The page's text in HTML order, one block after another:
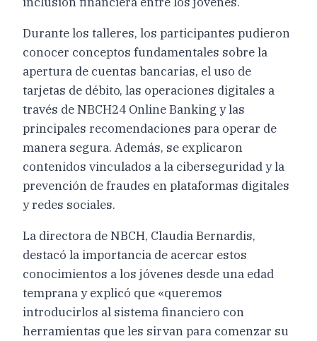
Durante los talleres, los participantes pudieron
conocer conceptos fundamentales sobre la
apertura de cuentas bancarias, el uso de
tarjetas de débito, las operaciones digitales a
través de NBCH24 Online Banking y las
principales recomendaciones para operar de
manera segura. Además, se explicaron
contenidos vinculados a la ciberseguridad y la
prevención de fraudes en plataformas digitales
y redes sociales.
La directora de NBCH, Claudia Bernardis,
destacó la importancia de acercar estos
conocimientos a los jóvenes desde una edad
temprana y explicó que «queremos
introducirlos al sistema financiero con
herramientas que les sirvan para comenzar su